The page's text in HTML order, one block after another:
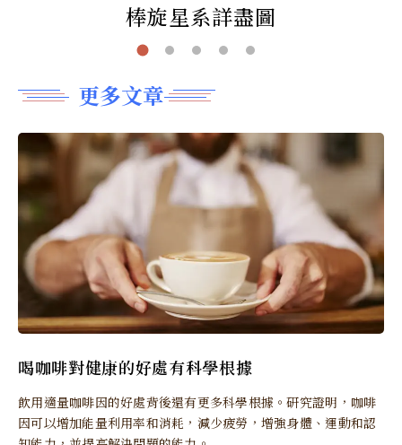
棒旋星系詳盡圖
更多文章
喝咖啡對健康的好處有科學根據
飲用適量咖啡因的好處背後還有更多科學根據。研究證明，咖啡
因可以增加能量利用率和消耗，減少疲勞，增強身體、運動和認